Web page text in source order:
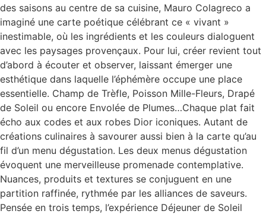
des saisons au centre de sa cuisine, Mauro Colagreco a
imaginé une carte poétique célébrant ce « vivant »
inestimable, où les ingrédients et les couleurs dialoguent
avec les paysages provençaux. Pour lui, créer revient tout
d’abord à écouter et observer, laissant émerger une
esthétique dans laquelle l’éphémère occupe une place
essentielle. Champ de Trèfle, Poisson Mille-Fleurs, Drapé
de Soleil ou encore Envolée de Plumes…Chaque plat fait
écho aux codes et aux robes Dior iconiques. Autant de
créations culinaires à savourer aussi bien à la carte qu’au
fil d’un menu dégustation. Les deux menus dégustation
évoquent une merveilleuse promenade contemplative.
Nuances, produits et textures se conjuguent en une
partition raffinée, rythmée par les alliances de saveurs.
Pensée en trois temps, l’expérience Déjeuner de Soleil